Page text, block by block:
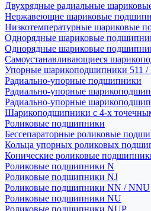
Двухрядные радиальные
Нержавеющие шариковые
Низкотемпературные шариковые
Однорядные шариковые
Однорядные шариковые
Самоустанавливающиеся
Упорные шарикоподшипники 511 /
Радиально-упорные подшипники
Радиально-упорные
Радиально-упорные
Шарикоподшипники с 4-х
Роликовые подшипники
Бессепараторные роликовые
Кольца упорных роликовых
Конические роликовые
Роликовые подшипники N
Роликовые подшипники NJ
Роликовые подшипники NN / NNU
Роликовые подшипники NU
Роликовые подшипники NUP